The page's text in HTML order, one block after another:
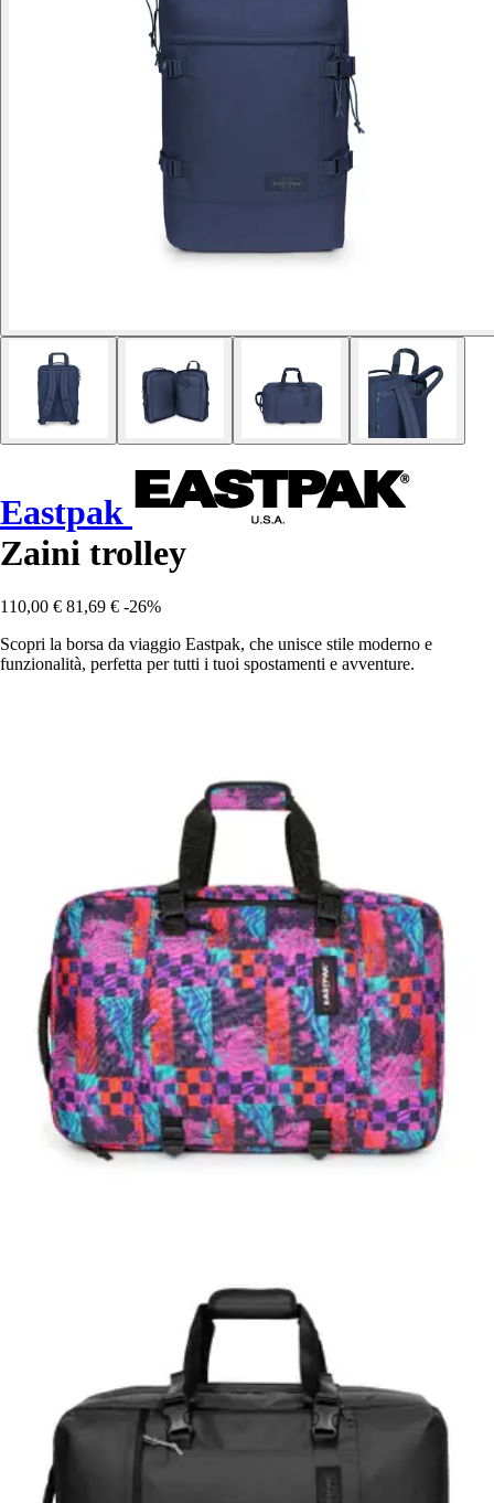
Eastpak
Zaini trolley
110,00 € 81,69 € -26%
Scopri la borsa da viaggio Eastpak, che unisce stile moderno e
funzionalità, perfetta per tutti i tuoi spostamenti e avventure.